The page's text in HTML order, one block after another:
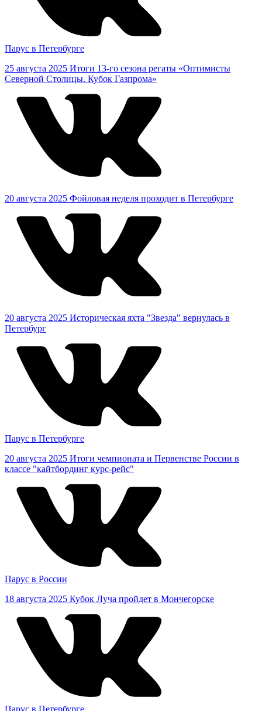
Парус в Петербурге
25 августа 2025 Итоги 13-го сезона регаты «Оптимисты
Северной Столицы. Кубок Газпрома»
20 августа 2025 Фойловая неделя проходит в Петербурге
20 августа 2025 Историческая яхта "Звезда" вернулась в
Петербург
Парус в Петербурге
20 августа 2025 Итоги чемпионата и Первенстве России в
классе "кайтбординг курс-рейс"
Парус в России
18 августа 2025 Кубок Луча пройдет в Мончегорске
Парус в Петербурге